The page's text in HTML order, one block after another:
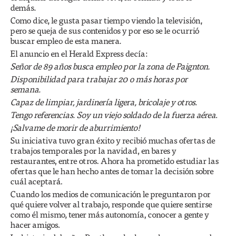
demás.
Como dice, le gusta pasar tiempo viendo la televisión,
pero se queja de sus contenidos y por eso se le ocurrió
buscar empleo de esta manera.
El anuncio en el Herald Express decía:
Señor de 89 años busca empleo por la zona de Paignton.
Disponibilidad para trabajar 20 o más horas por
semana.
Capaz de limpiar, jardinería ligera, bricolaje y otros.
Tengo referencias. Soy un viejo soldado de la fuerza aérea.
¡Salvame de morir de aburrimiento!
Su iniciativa tuvo gran éxito y recibió muchas ofertas de
trabajos temporales por la navidad, en bares y
restaurantes, entre otros. Ahora ha prometido estudiar las
ofertas que le han hecho antes de tomar la decisión sobre
cuál aceptará.
Cuando los medios de comunicación le preguntaron por
qué quiere volver al trabajo, responde que quiere sentirse
como él mismo, tener más autonomía, conocer a gente y
hacer amigos.